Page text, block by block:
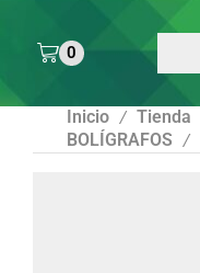
0
Inicio / Tienda
BOLÍGRAFOS /